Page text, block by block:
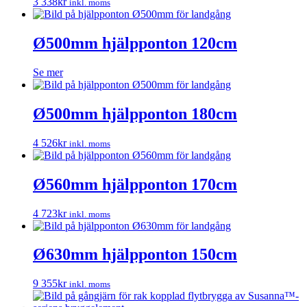
inkl. moms
Ø500mm hjälpponton 120cm
Se mer
Ø500mm hjälpponton 180cm
4 526kr inkl. moms
Ø560mm hjälpponton 170cm
4 723kr inkl. moms
Ø630mm hjälpponton 150cm
9 355kr inkl. moms